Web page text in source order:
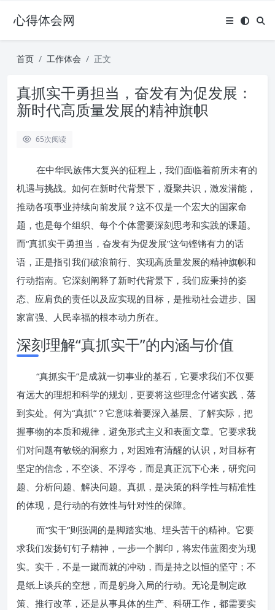
心得体会网
首页 工作体会 正文
真抓实干勇担当，奋发有为促发展：
新时代高质量发展的精神旗帜
65次阅读
在中华民族伟大复兴的征程上，我们面临着前所未有的
机遇与挑战。如何在新时代背景下，凝聚共识，激发潜能，
推动各项事业持续向前发展？这不仅是一个宏大的国家命
题，也是每个组织、每个个体需要深刻思考和实践的课题。
而“真抓实干勇担当，奋发有为促发展”这句铿锵有力的话
语，正是指引我们破浪前行、实现高质量发展的精神旗帜和
行动指南。它深刻阐释了新时代背景下，我们应秉持的姿
态、应肩负的责任以及应实现的目标，是推动社会进步、国
家富强、人民幸福的根本动力所在。
深刻理解“真抓实干”的内涵与价值
“真抓实干”是成就一切事业的基石，它要求我们不仅要
有远大的理想和科学的规划，更要将这些理念付诸实践，落
到实处。何为“真抓”？它意味着要深入基层、了解实际，把
握事物的本质和规律，避免形式主义和表面文章。它要求我
们对问题有敏锐的洞察力，对困难有清醒的认识，对目标有
坚定的信念，不空谈、不浮夸，而是真正沉下心来，研究问
题、分析问题、解决问题。真抓，是决策的科学性与精准性
的体现，是行动的有效性与针对性的保障。
而“实干”则强调的是脚踏实地、埋头苦干的精神。它要
求我们发扬钉钉子精神，一步一个脚印，将宏伟蓝图变为现
实。实干，不是一蹴而就的冲动，而是持之以恒的坚守；不
是纸上谈兵的空想，而是躬身入局的行动。无论是制定政
策、推行改革，还是从事具体的生产、科研工作，都需要实